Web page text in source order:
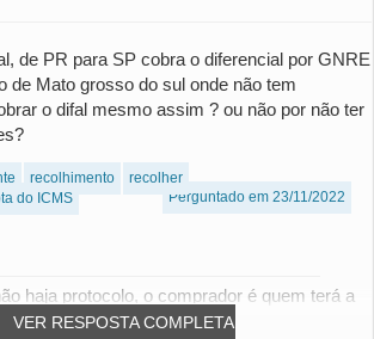
de PR para SP cobra o diferencial por GNRE
de Mato grosso do sul onde não tem
o difal mesmo assim ? ou não por não ter
recolhimento
recolher
do ICMS
Perguntado em 23/11/2022
VER RESPOSTA COMPLETA
haja protocolo, o comprador é quem terá a
o ICMS-ST na ent...